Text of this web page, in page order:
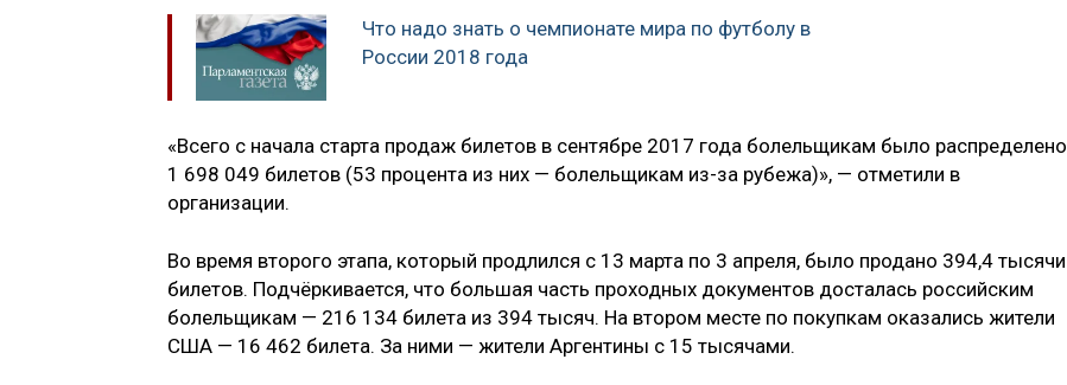
Что надо знать о чемпионате мира по футболу в
России 2018 года
«Всего с начала старта продаж билетов в сентябре 2017 года болельщикам было распределено
1 698 049 билетов (53 процента из них — болельщикам из-за рубежа)», — отметили в
организации.
Во время второго этапа, который продлился с 13 марта по 3 апреля, было продано 394,4 тысячи
билетов. Подчёркивается, что большая часть проходных документов досталась российским
болельщикам — 216 134 билета из 394 тысяч. На втором месте по покупкам оказались жители
США — 16 462 билета. За ними — жители Аргентины с 15 тысячами.